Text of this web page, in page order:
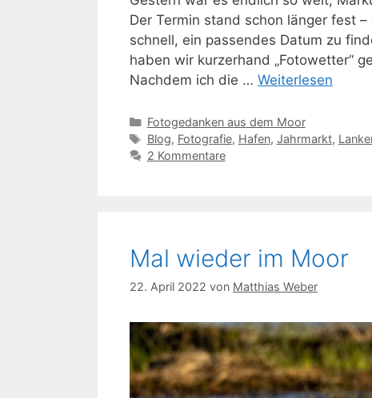
Der Termin stand schon länger fest
schnell, ein passendes Datum zu
haben wir kurzerhand „Fotowetter“
Nachdem ich die … Weiterlesen
Kategorien
Fotogedanken aus dem Moor
Schlagwörter
Blog, Fotografie, Hafen, Jahrmarkt,
2 Kommentare
Mal wieder im Moor
22. April 2022 von Matthias Weber